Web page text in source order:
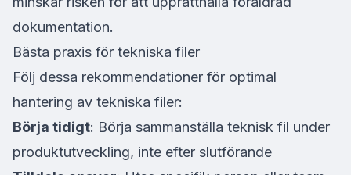
dokumentation.
Bästa praxis för tekniska filer
Följ dessa rekommendationer för optimal
hantering av tekniska filer:
Börja tidigt: Börja sammanställa teknisk fil under
produktutveckling, inte efter slutförande